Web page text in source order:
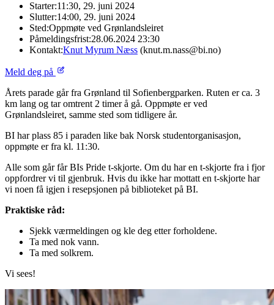
Starter:11:30, 29. juni 2024
Slutter:14:00, 29. juni 2024
Sted:Oppmøte ved Grønlandsleiret
Påmeldingsfrist:28.06.2024 23:30
Kontakt:Knut Myrum Næss (knut.m.nass@bi.no)
Meld deg på
Årets parade går fra Grønland til Sofienbergparken. Ruten er ca. 3
km lang og tar omtrent 2 timer å gå. Oppmøte er ved
Grønlandsleiret, samme sted som tidligere år.
BI har plass 85 i paraden like bak Norsk studentorganisasjon,
oppmøte er fra kl. 11:30.
Alle som går får BIs Pride t-skjorte. Om du har en t-skjorte fra i fjor
oppfordrer vi til gjenbruk. Hvis du ikke har mottatt en t-skjorte har
vi noen få igjen i resepsjonen på biblioteket på BI.
Praktiske råd:
Sjekk værmeldingen og kle deg etter forholdene.
Ta med nok vann.
Ta med solkrem.
Vi sees!